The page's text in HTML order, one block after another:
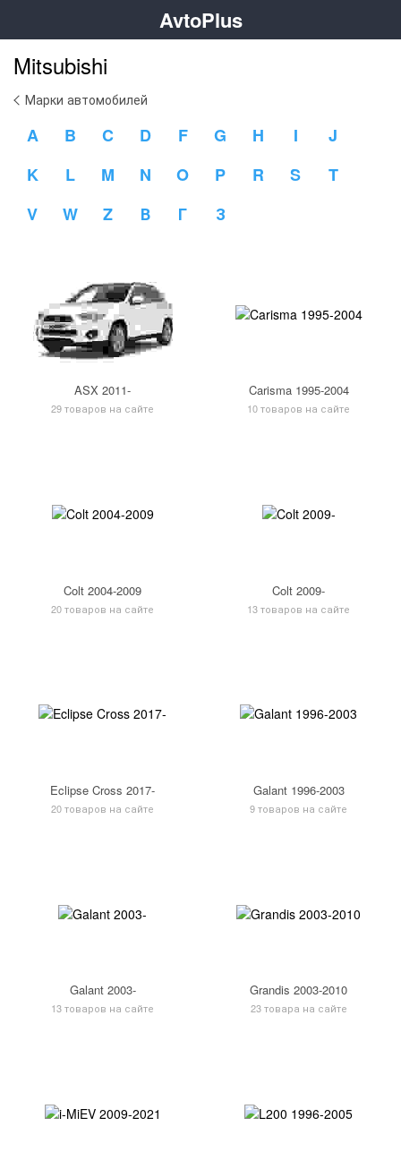
AvtoPlus
Mitsubishi
Марки автомобилей
A B C D F G H I
J
K
L M N O P R S
T
V
W Z В Г З
ASX 2011-
29 товаров на сайте
Carisma 1995-2004
10 товаров на сайте
Colt 2004-2009
20 товаров на сайте
Colt 2009-
13 товаров на сайте
Eclipse Cross 2017-
20 товаров на сайте
Galant 1996-2003
9 товаров на сайте
Galant 2003-
13 товаров на сайте
Grandis 2003-2010
23 товара на сайте